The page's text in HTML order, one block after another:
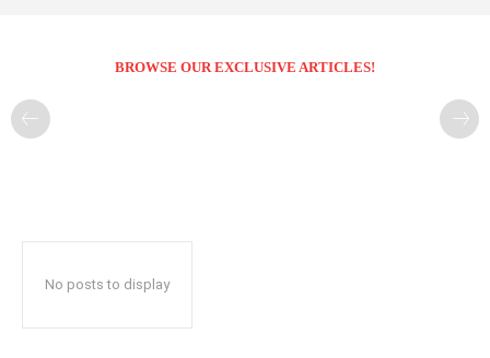
BROWSE OUR EXCLUSIVE ARTICLES!
No posts to display